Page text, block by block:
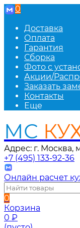
0
Доставка
Оплата
Гарантия
Сборка
Фото с
Акции/
Заказать
Контакты
Еще
МС
Адрес: г. Москва,
+7 (495) 133-92-36
Онлайн расчет
0
Корзина
0 ₽